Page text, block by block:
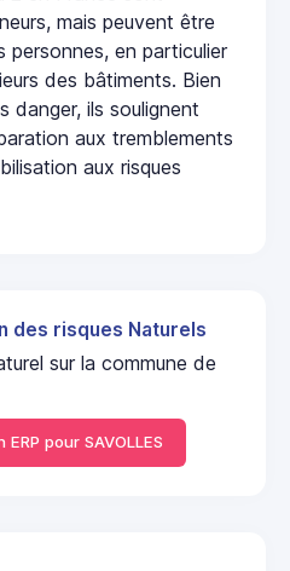
mais peuvent être
personnes, en particulier
des bâtiments. Bien
danger, ils soulignent
aux tremblements
aux risques
des risques Naturels
sur la commune de
pour SAVOLLES